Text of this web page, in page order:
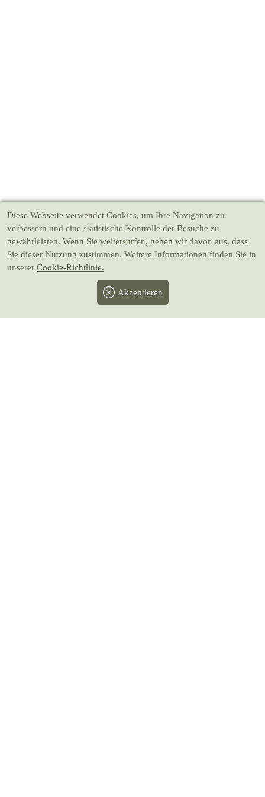
Diese Webseite verwendet Cookies, um Ihre Navigation zu
verbessern und eine statistische Kontrolle der Besuche zu
gewährleisten. Wenn Sie weitersurfen, gehen wir davon aus, dass
Sie dieser Nutzung zustimmen. Weitere Informationen finden Sie in
unserer Cookie-Richtlinie.
Akzeptieren